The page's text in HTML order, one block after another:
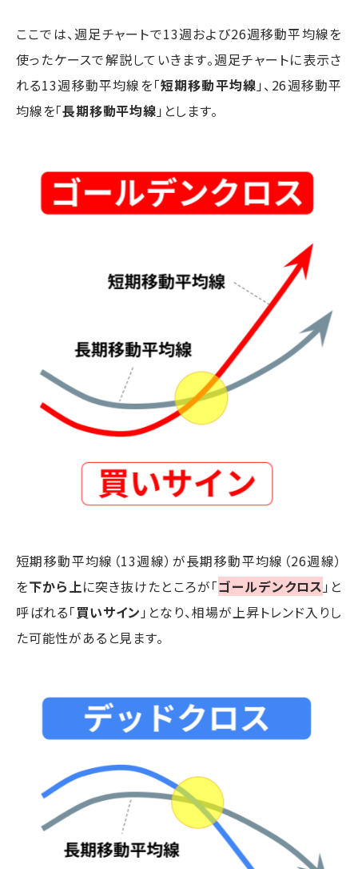
ここでは、週足チャートで13週および26週移動平均線を
使ったケースで解説していきます。週足チャートに表示さ
れる13週移動平均線を「短期移動平均線 」、26週移動平
均線を「長期移動平均線 」とします。
短期移動平均線（13週線）が長期移動平均線（26週線）
を下から上に突き抜けたところが「ゴールデンクロス 」と
呼ばれる「買いサイン 」となり、相場が上昇トレンド入りし
た可能性があると見ます。